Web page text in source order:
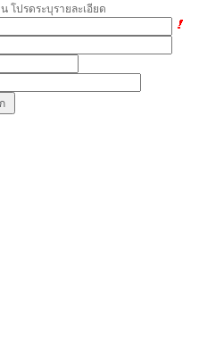
โปรดระบุรายละเอียด